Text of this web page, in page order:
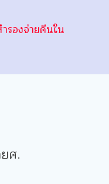
รองจ่ายคืนใน
ศ.